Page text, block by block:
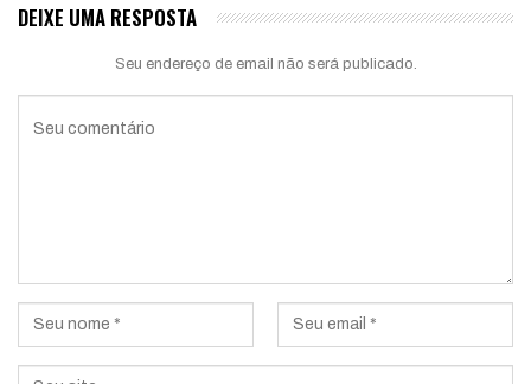
DEIXE UMA RESPOSTA
Seu endereço de email não será publicado.